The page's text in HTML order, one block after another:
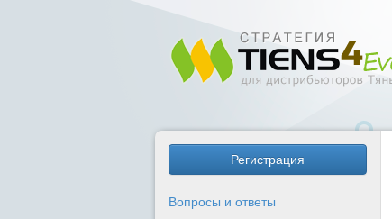
Регистрация
Вопросы и ответы